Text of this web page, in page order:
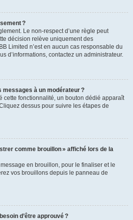
?
Le non-respect d’une règle peut
décision relève uniquement des
Limited n’est en aucun cas responsable du
d’informations, contactez un administrateur.
à un modérateur ?
cette fonctionnalité, un bouton dédié apparaît
dessus pour suivre les étapes de
comme brouillon » affiché lors de la
message en brouillon, pour le finaliser et le
vos brouillons depuis le panneau de
d’être approuvé ?